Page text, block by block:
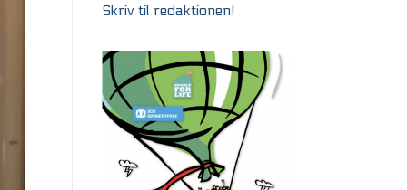
Skriv til redaktionen!